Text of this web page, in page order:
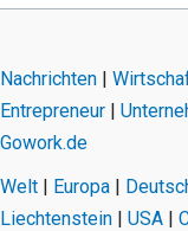
Nachrichten |
Entrepreneur |
Gowork.de
Welt | Europa |
Liechtenstein | USA |